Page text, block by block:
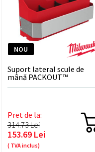
NOU
Suport lateral scule de
mână PACKOUT™
Pret de la:
314.73 Lei
153.69 Lei
( TVA inclus)